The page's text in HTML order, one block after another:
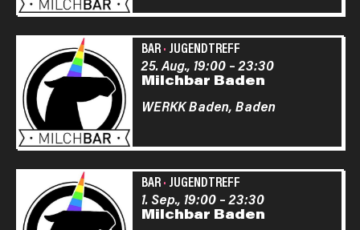
BAR· JUGENDTREFF
Milchbar Baden
25. Aug., 19:00–23:30
WERKK Baden, Baden
BAR· JUGENDTREFF
Milchbar Baden
1. Sep., 19:00–23:30